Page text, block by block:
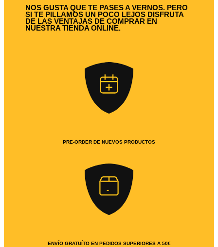
NOS GUSTA QUE TE PASES A VERNOS. PERO
SI TE PILLAMOS UN POCO LEJOS DISFRUTA
DE LAS VENTAJAS DE COMPRAR EN
NUESTRA TIENDA ONLINE.
PRE-ORDER DE NUEVOS PRODUCTOS
ENVÍO GRATUÍTO EN PEDIDOS SUPERIORES A 50€